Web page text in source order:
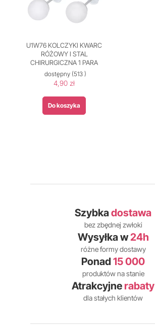
U1W76 KOLCZYKI KWARC
RÓŻOWY I STAL
CHIRURGICZNA 1 PARA
dostępny (513 )
4,90 zł
Do koszyka
Szybkadostawa
bez zbędnej zwłoki
Wysyłka w24h
różne formy dostawy
Ponad 15 000
produktów na stanie
Atrakcyjne rabaty
dla stałych klientów